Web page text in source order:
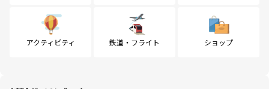
アクティビティ 鉄道・フライト ショップ